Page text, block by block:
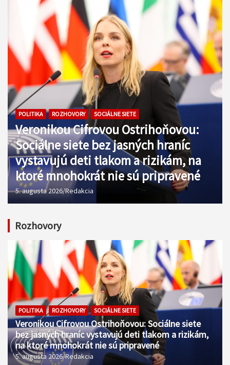
POLITIKA ROZHOVORY SOCIÁLNE SIETE
Veronikou Cifrovou Ostrihoňovou:
Sociálne siete bez jasných hraníc
vystavujú deti tlakom a rizikám, na
ktoré mnohokrát nie sú pripravené
5. augusta 2026 Redakcia
Rozhovory
POLITIKA ROZHOVORY SOCIÁLNE SIETE
Veronikou Cifrovou Ostrihoňovou: Sociálne siete
bez jasných hraníc vystavujú deti tlakom a rizikám,
na ktoré mnohokrát nie sú pripravené
5. augusta 2026 Redakcia